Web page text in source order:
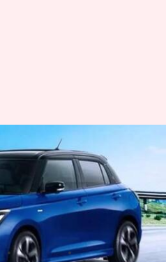
Oct 25, 2023 11:41 am